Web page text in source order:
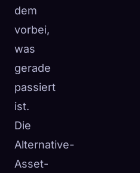
dem
vorbei,
was
gerade
passiert
ist.
Die
Alternative-
Asset-